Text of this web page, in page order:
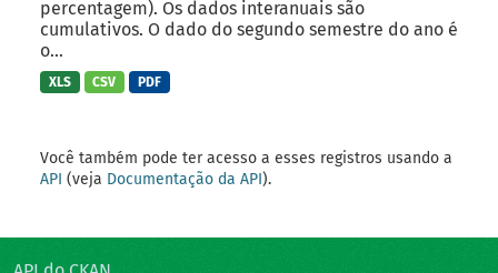
percentagem). Os dados interanuais são
cumulativos. O dado do segundo semestre do ano é
o...
XLS CSV PDF
Você também pode ter acesso a esses registros usando a
API (veja Documentação da API).